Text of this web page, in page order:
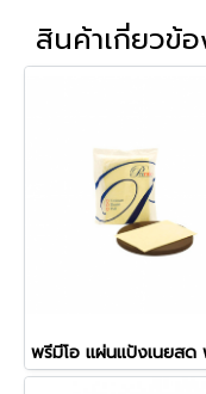
สินค้าเกี่ยวข้